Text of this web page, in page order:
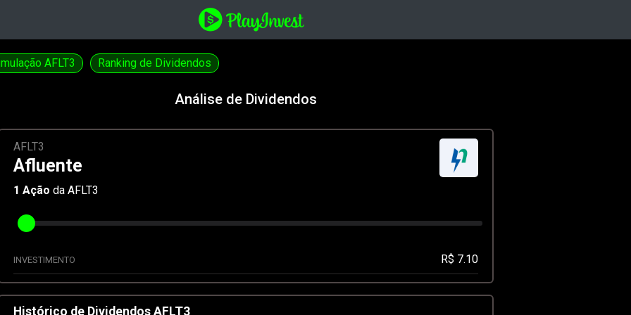
AFLT3 Ranking de Dividendos
Análise de Dividendos
AFLT3
Afluente
1 Ação da AFLT3
INVESTIMENTO R$ 7.10
Histórico de Dividendos AFLT3